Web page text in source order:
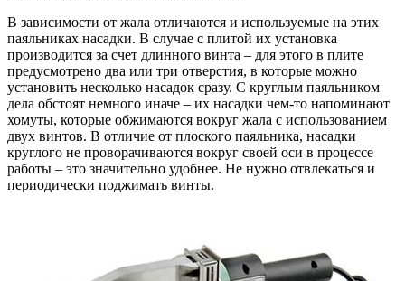
В зависимости от жала отличаются и используемые на этих
паяльниках насадки. В случае с плитой их установка
производится за счет длинного винта – для этого в плите
предусмотрено два или три отверстия, в которые можно
установить несколько насадок сразу. С круглым паяльником
дела обстоят немного иначе – их насадки чем-то напоминают
хомуты, которые обжимаются вокруг жала с использованием
двух винтов. В отличие от плоского паяльника, насадки
круглого не проворачиваются вокруг своей оси в процессе
работы – это значительно удобнее. Не нужно отвлекаться и
периодически поджимать винты.